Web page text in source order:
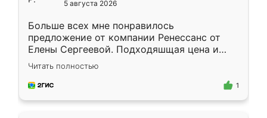
5 августа 2026
Больше всех мне понравилось
предложение от компании Ренессанс от
Елены Сергеевой. Подходяшщая цена и
короткие сроки изготовления. Приехавший
для замера сотрудник Владислав
предложил по моему эскизу самый
Читать полностью
1